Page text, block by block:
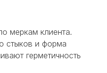
меркам клиента.
стыков и форма
герметичность